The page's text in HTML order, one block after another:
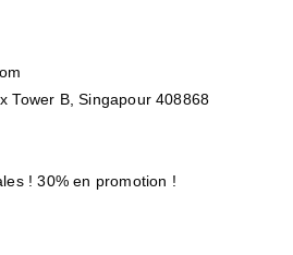
Tower B, Singapour 408868
! 30% en promotion !